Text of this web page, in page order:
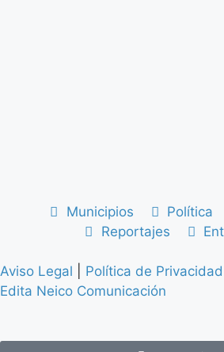
Municipios Política
Reportajes
Aviso Legal Política de Privacidad
Edita Neico Comunicación